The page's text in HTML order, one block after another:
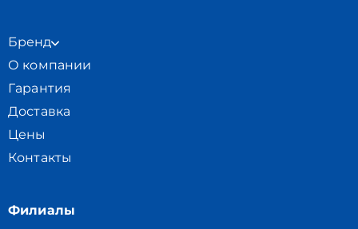
Бренд
О компании
Гарантия
Доставка
Цены
Контакты
Филиалы